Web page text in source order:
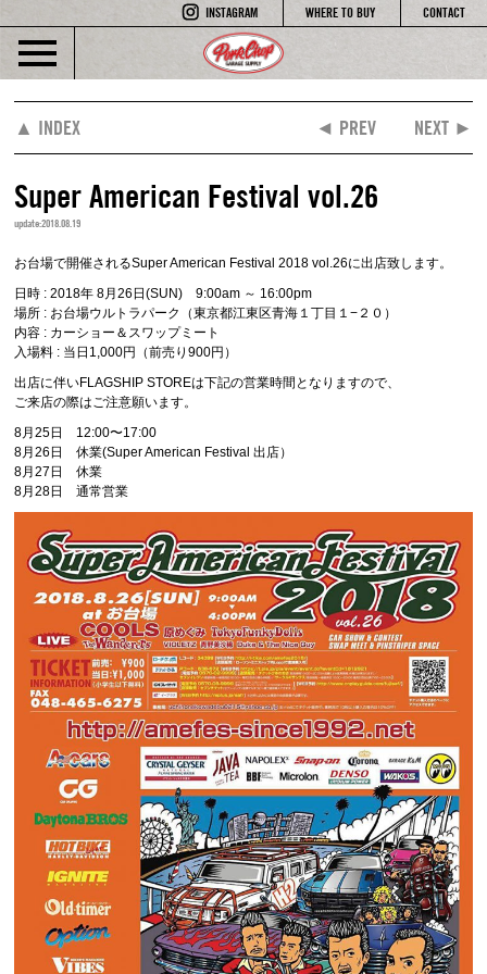
INSTAGRAM WHERE TO BUY CONTACT
▲ INDEX ◄ PREV NEXT ►
Super American Festival vol.26
update:2018.08.19
お台場で開催されるSuper American Festival 2018 vol.26に出店致します。
日時 : 2018年 8月26日(SUN) 9:00am ～ 16:00pm
場所 : お台場ウルトラパーク（東京都江東区青海１丁目１−２０）
内容 : カーショー＆スワップミート
入場料 : 当日1,000円（前売り900円）
出店に伴いFLAGSHIP STOREは下記の営業時間となりますので、
ご来店の際はご注意願います。
8月25日 12:00〜17:00
8月26日 休業(Super American Festival 出店）
8月27日 休業
8月28日 通常営業